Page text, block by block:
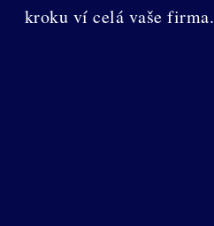
kroku ví celá vaše firma.